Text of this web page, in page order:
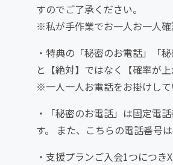
すのでご了承ください。
※私が手作業でお一人お一人
・特典の「秘密のお電話」「
と【絶対】ではなく【確率が
※一人一人お電話をお掛けし
・「秘密のお電話」は固定電
す。 また、こちらの電話番号
・支援プランご入会1つにつき